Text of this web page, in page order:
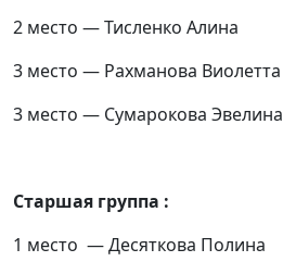
2 место — Тисленко Алина
3 место — Рахманова Виолетта
3 место — Сумарокова Эвелина
Старшая группа :
1 место — Десяткова Полина